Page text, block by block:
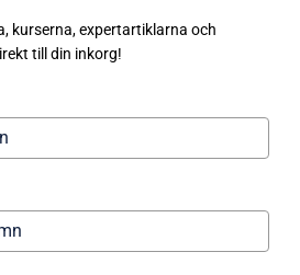
kurserna, expertartiklarna och
till din inkorg!